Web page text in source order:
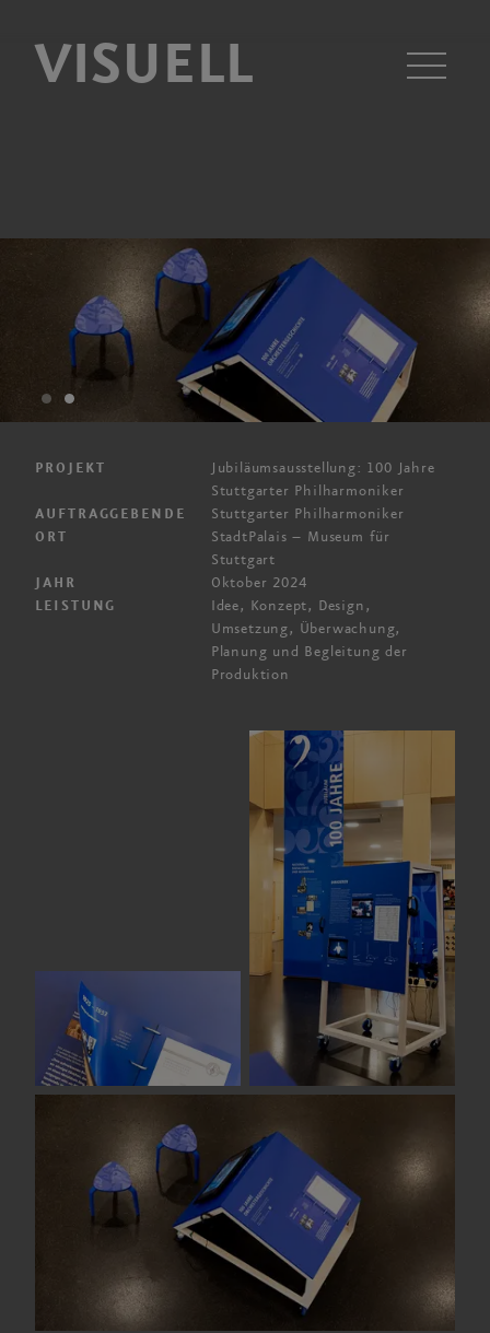
VISUELL
PROJEKT
Jubiläumsausstellung: 100 Jahre
Stuttgarter Philharmoniker
AUFTRAGGEBENDE Stuttgarter Philharmoniker
ORT
StadtPalais – Museum für
Stuttgart
JAHR Oktober 2024
LEISTUNG
Idee, Konzept, Design,
Umsetzung, Überwachung,
Planung und Begleitung der
Produktion